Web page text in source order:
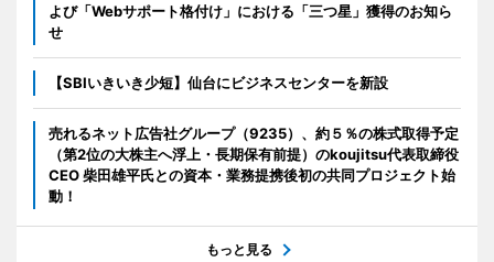
よび「Webサポート格付け」における「三つ星」獲得のお知ら
せ
【SBIいきいき少短】仙台にビジネスセンターを新設
売れるネット広告社グループ（9235）、約５％の株式取得予定
（第2位の大株主へ浮上・長期保有前提）のkoujitsu代表取締役
CEO 柴田雄平氏との資本・業務提携後初の共同プロジェクト始
動！
もっと見る